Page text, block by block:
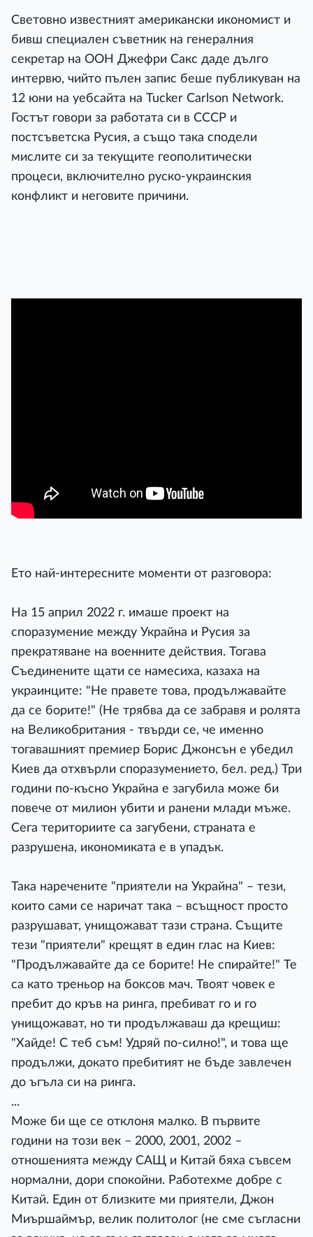
Световно известният американски икономист и
бивш специален съветник на генералния
секретар на ООН Джефри Сакс даде дълго
интервю, чийто пълен запис беше публикуван на
12 юни на уебсайта на Tucker Carlson Network.
Гостът говори за работата си в СССР и
постсъветска Русия, а също така сподели
мислите си за текущите геополитически
процеси, включително руско-украинския
конфликт и неговите причини.
Ето най-интересните моменти от разговора:
На 15 април 2022 г. имаше проект на
споразумение между Украйна и Русия за
прекратяване на военните действия. Тогава
Съединените щати се намесиха, казаха на
украинците: "Не правете това, продължавайте
да се борите!" (Не трябва да се забравя и ролята
на Великобритания - твърди се, че именно
тогавашният премиер Борис Джонсън е убедил
Киев да отхвърли споразумението, бел. ред.) Три
години по-късно Украйна е загубила може би
повече от милион убити и ранени млади мъже.
Сега териториите са загубени, страната е
разрушена, икономиката е в упадък.
Така наречените "приятели на Украйна" – тези,
които сами се наричат ​​така – всъщност просто
разрушават, унищожават тази страна. Същите
тези "приятели" крещят в един глас на Киев:
"Продължавайте да се борите! Не спирайте!" Те
са като треньор на боксов мач. Твоят човек е
пребит до кръв на ринга, пребиват го и го
унищожават, но ти продължаваш да крещиш:
"Хайде! С теб съм! Удряй по-силно!", и това ще
продължи, докато пребитият не бъде завлечен
до ъгъла си на ринга.
...
Може би ще се отклоня малко. В първите
години на този век – 2000, 2001, 2002 –
отношенията между САЩ и Китай бяха съвсем
нормални, дори спокойни. Работехме добре с
Китай. Един от близките ми приятели, Джон
Миършаймър, велик политолог (не сме съгласни